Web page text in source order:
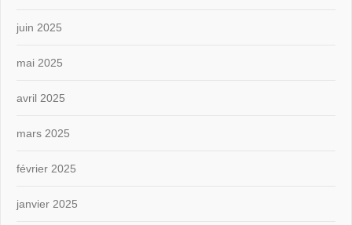
juin 2025
mai 2025
avril 2025
mars 2025
février 2025
janvier 2025